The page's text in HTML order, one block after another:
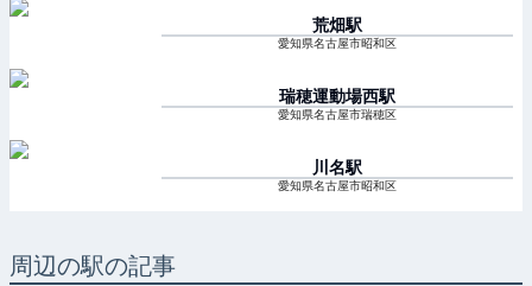
荒畑駅
愛知県名古屋市昭和区
瑞穂運動場西駅
愛知県名古屋市瑞穂区
川名駅
愛知県名古屋市昭和区
周辺の駅の記事